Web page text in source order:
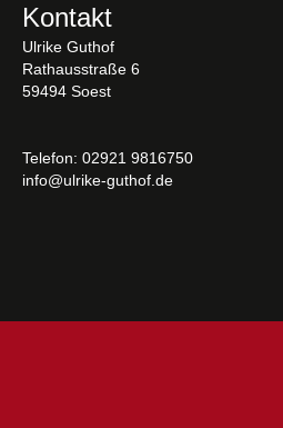
Kontakt
Ulrike Guthof
Rathausstraße 6
59494 Soest
Telefon: 02921 9816750
info@ulrike-guthof.de